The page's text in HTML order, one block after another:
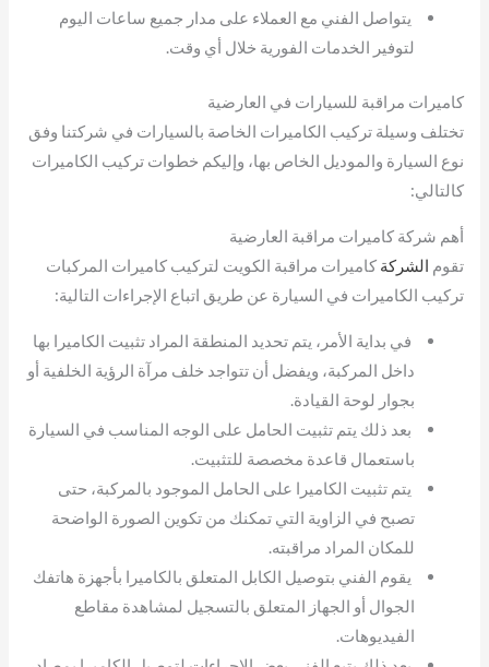
يتواصل الفني مع العملاء على مدار جميع ساعات اليوم
لتوفير الخدمات الفورية خلال أي وقت.
كاميرات مراقبة للسيارات في العارضية
تختلف وسيلة تركيب الكاميرات الخاصة بالسيارات في شركتنا وفق
نوع السيارة والموديل الخاص بها، وإليكم خطوات تركيب الكاميرات
كالتالي:
أهم شركة كاميرات مراقبة العارضية
تقوم الشركة كاميرات مراقبة الكويت لتركيب كاميرات المركبات
تركيب الكاميرات في السيارة عن طريق اتباع الإجراءات التالية:
في بداية الأمر، يتم تحديد المنطقة المراد تثبيت الكاميرا بها
داخل المركبة، ويفضل أن تتواجد خلف مرآة الرؤية الخلفية أو
بجوار لوحة القيادة.
بعد ذلك يتم تثبيت الحامل على الوجه المناسب في السيارة
باستعمال قاعدة مخصصة للتثبيت.
يتم تثبيت الكاميرا على الحامل الموجود بالمركبة، حتى
تصبح في الزاوية التي تمكنك من تكوين الصورة الواضحة
للمكان المراد مراقبته.
يقوم الفني بتوصيل الكابل المتعلق بالكاميرا بأجهزة هاتفك
الجوال أو الجهاز المتعلق بالتسجيل لمشاهدة مقاطع
الفيديوهات.